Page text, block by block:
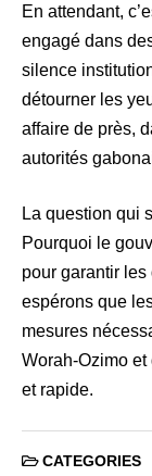
En attendant,
engagé dans
silence
détourner les
affaire de près,
autorités
La question qui
Pourquoi le
pour garantir les
espérons que
mesures
Worah-Ozimo
et rapide.
CATEGORIES